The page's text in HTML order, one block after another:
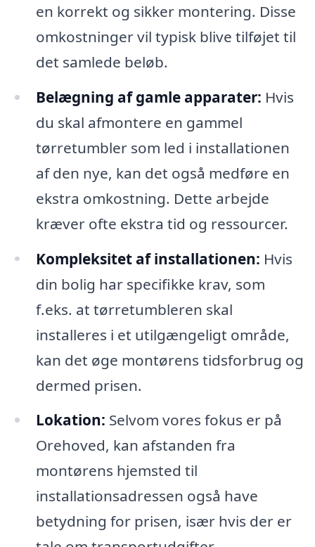
en korrekt og sikker montering. Disse
omkostninger vil typisk blive tilføjet til
det samlede beløb.
Belægning af gamle apparater: Hvis
du skal afmontere en gammel
tørretumbler som led i installationen
af den nye, kan det også medføre en
ekstra omkostning. Dette arbejde
kræver ofte ekstra tid og ressourcer.
Kompleksitet af installationen: Hvis
din bolig har specifikke krav, som
f.eks. at tørretumbleren skal
installeres i et utilgængeligt område,
kan det øge montørens tidsforbrug og
dermed prisen.
Lokation: Selvom vores fokus er på
Orehoved, kan afstanden fra
montørens hjemsted til
installationsadressen også have
betydning for prisen, især hvis der er